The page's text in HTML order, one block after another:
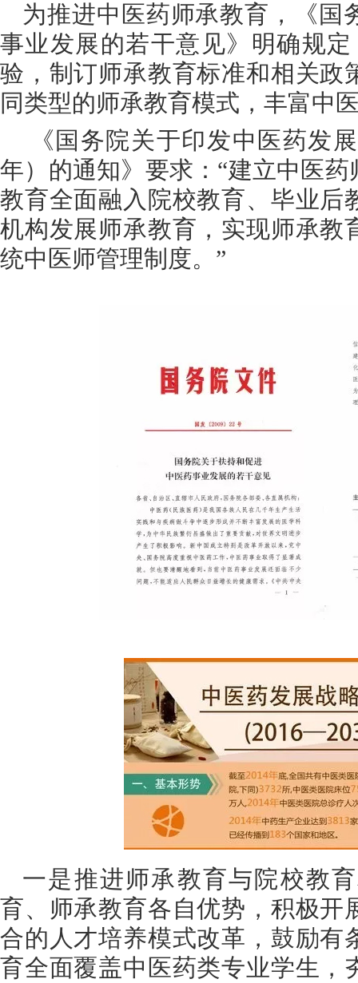
为推进中医药师承教育，《国
事业发展的若干意见》明确规
验，制订师承教育标准和相关政
同类型的师承教育模式，丰富中
《国务院关于印发中医药发
年）的通知》要求：“建立中医
教育全面融入院校教育、毕业后
机构发展师承教育，实现师承教
统中医师管理制度。”
一是推进师承教育与院校教
育、师承教育各自优势，积极开
合的人才培养模式改革，鼓励有
育全面覆盖中医药类专业学生，